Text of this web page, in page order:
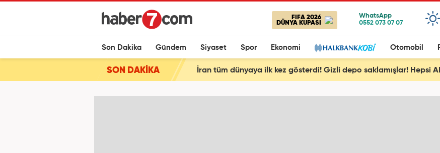
FIFA 2026
DÜNYA KUPASI
Son Dakika Gündem Siyaset Spor Ekonomi Otomobil
SON DAKİKA İran tüm dünyaya ilk kez gösterdi! Gizli depo saklamışlar! Hepsi